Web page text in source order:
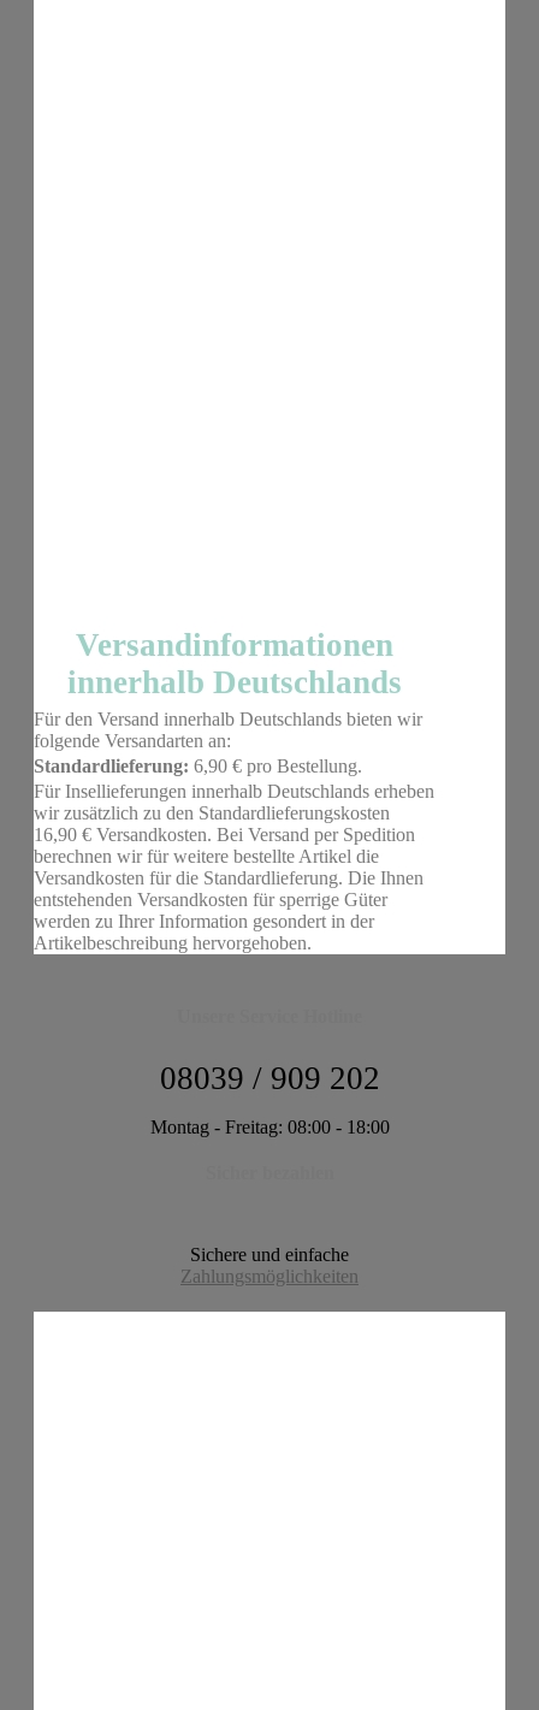
Versandinformationen
innerhalb Deutschlands
Für den Versand innerhalb Deutschlands bieten wir
folgende Versandarten an:
Standardlieferung: 6,90 € pro Bestellung.
Für Insellieferungen innerhalb Deutschlands erheben
wir zusätzlich zu den Standardlieferungskosten
16,90 € Versandkosten. Bei Versand per Spedition
berechnen wir für weitere bestellte Artikel die
Versandkosten für die Standardlieferung. Die Ihnen
entstehenden Versandkosten für sperrige Güter
werden zu Ihrer Information gesondert in der
Artikelbeschreibung hervorgehoben.
08039 / 909 202
Montag - Freitag: 08:00 - 18:00
Sichere und einfache
Zahlungsmöglichkeiten